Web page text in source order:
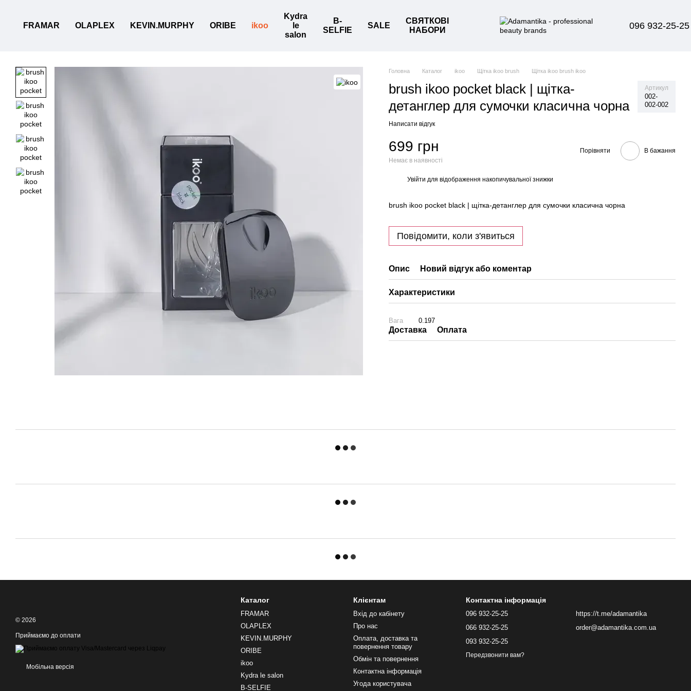
FRAMAR OLAPLEX KEVIN.MURPHY ORIBE ikoo
Kydra
le
salon
B-
SELFIE
SALE
СВЯТКОВІ
НАБОРИ
096 932-25-25
Головна Каталог ikoo Щітка ikoo brush Щітка ikoo brush ikoo
brush ikoo pocket black | щітка-
детанглер для сумочки класична чорна
Артикул
002-
002-002
Написати відгук
699 грн
Немає в наявності
Порівняти В бажання
Увійти для відображення накопичувальної знижки
brush ikoo pocket black | щітка-детанглер для сумочки класична чорна
Повідомити, коли з'явиться
Опис Новий відгук або коментар
Характеристики
Вага 0.197
Доставка Оплата
© 2026
Приймаємо до оплати
Мобільна версія
Каталог
FRAMAR
OLAPLEX
KEVIN.MURPHY
ORIBE
ikoo
Kydra le salon
B-SELFIE
Клієнтам
Вхід до кабінету
Про нас
Оплата, доставка та
повернення товару
Обмін та повернення
Контактна інформація
Угода користувача
Контактна інформація
096 932-25-25
066 932-25-25
093 932-25-25
Передзвонити вам?
https://t.me/adamantika
order@adamantika.com.ua